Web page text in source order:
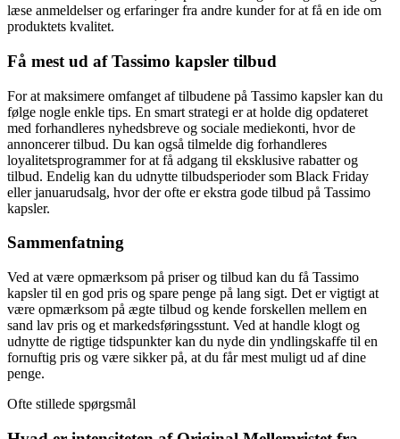
læse anmeldelser og erfaringer fra andre kunder for at få en ide om
produktets kvalitet.
Få mest ud af Tassimo kapsler tilbud
For at maksimere omfanget af tilbudene på Tassimo kapsler kan du
følge nogle enkle tips. En smart strategi er at holde dig opdateret
med forhandleres nyhedsbreve og sociale mediekonti, hvor de
annoncerer tilbud. Du kan også tilmelde dig forhandleres
loyalitetsprogrammer for at få adgang til eksklusive rabatter og
tilbud. Endelig kan du udnytte tilbudsperioder som Black Friday
eller januarudsalg, hvor der ofte er ekstra gode tilbud på Tassimo
kapsler.
Sammenfatning
Ved at være opmærksom på priser og tilbud kan du få Tassimo
kapsler til en god pris og spare penge på lang sigt. Det er vigtigt at
være opmærksom på ægte tilbud og kende forskellen mellem en
sand lav pris og et markedsføringsstunt. Ved at handle klogt og
udnytte de rigtige tidspunkter kan du nyde din yndlingskaffe til en
fornuftig pris og være sikker på, at du får mest muligt ud af dine
penge.
Ofte stillede spørgsmål